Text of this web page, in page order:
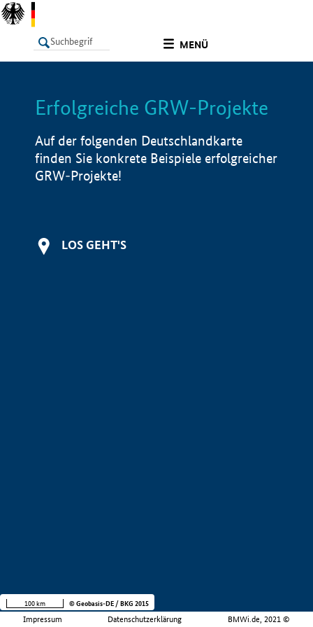
MENÜ
LISTE Info
Erfolgreiche GRW-Projekte
Auf der folgenden Deutschlandkarte
finden Sie konkrete Beispiele erfolgreicher
GRW-Projekte!
LOS GEHT'S
Impressum Datenschutzerklärung BMWi.de, 2021 ©
100 km © Geobasis-DE / BKG 2015